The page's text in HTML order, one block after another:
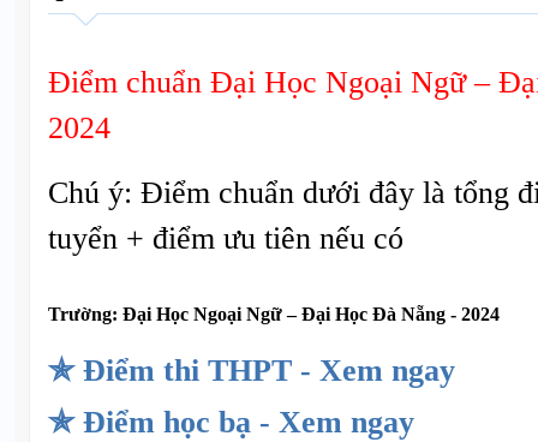
Điểm chuẩn Đại Học Ngoại Ngữ –
2024
Chú ý: Điểm chuẩn dưới đây là tổng
tuyển + điểm ưu tiên nếu có
Trường: Đại Học Ngoại Ngữ – Đại Học Đà Nẵng - 2024
✯ Điểm thi THPT - Xem ngay
✯ Điểm học bạ - Xem ngay